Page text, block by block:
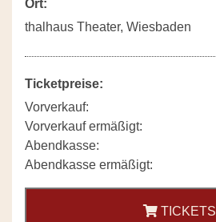
Ort:
thalhaus Theater, Wiesbaden
Ticketpreise:
Vorverkauf:
Vorverkauf ermäßigt:
Abendkasse:
Abendkasse ermäßigt:
TICKETS